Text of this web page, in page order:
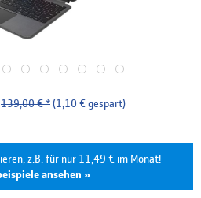
139,00 € *(1,10 € gespart)
z.B. für nur 11,49 € im Monat!
ansehen »